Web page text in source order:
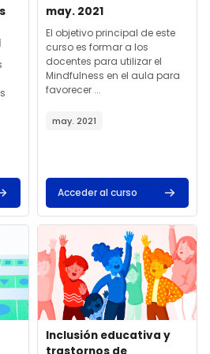
may. 2021
Texto del resumen del curso:
El objetivo principal de este
curso es formar a los
docentes para utilizar el
Mindfulness en el aula para
favorecer ...
may. 2021
Acceder al curso
curso" Robótica y Programación
curso
Archivos del resumen del
Archivos del resumen del
Nombre del curso
Inclusión educativa y